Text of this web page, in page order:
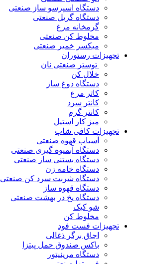
دستگاه اسپرسو ساز صنعتی
دستگاه گریل صنعتی
گرمخانه مرغ
مخلوط کن صنعتی
میکسر خمیر صنعتی
تجهیزات رستوران
توستر صنعتی نان
خلال کن
دستگاه دوغ ساز
کاتر مرغ
کانتر سرد
کانتر گرم
میز کار استیل
تجهیزات کافی شاپ
آسیاب قهوه صنعتی
دستگاه آبمیوه گیری صنعتی
دستگاه بستنی ساز صنعتی
دستگاه خامه زن
دستگاه شربت سرد کن صنعتی
دستگاه قهوه ساز
دستگاه یخ در بهشت صنعتی
شو کیک
مخلوط کن
تجهیزات فست فود
اجاق برگر ذغالی
باکس صندوق حمل پیتزا
دستگاه مرینیتور